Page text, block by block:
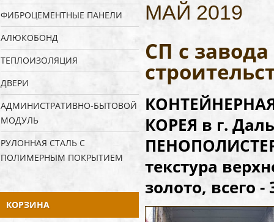
ФИБРОЦЕМЕНТНЫЕ ПАНЕЛИ
АЛЮКОБОНД
ТЕПЛОИЗОЛЯЦИЯ
ДВЕРИ
АДМИНИСТРАТИВНО-БЫТОВОЙ
МОДУЛЬ
РУЛОННАЯ СТАЛЬ С
ПОЛИМЕРНЫМ ПОКРЫТИЕМ
КОРЗИНА
МАЙ 2019
СП с
КОРЕЯ в г.
текстура
золото, всего -